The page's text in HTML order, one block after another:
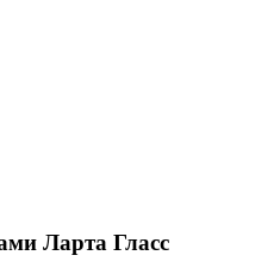
Ларта Гласс